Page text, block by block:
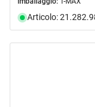
Articolo: